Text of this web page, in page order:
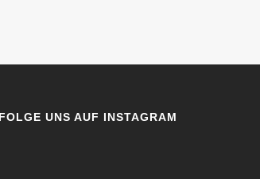
FOLGE UNS AUF INSTAGRAM